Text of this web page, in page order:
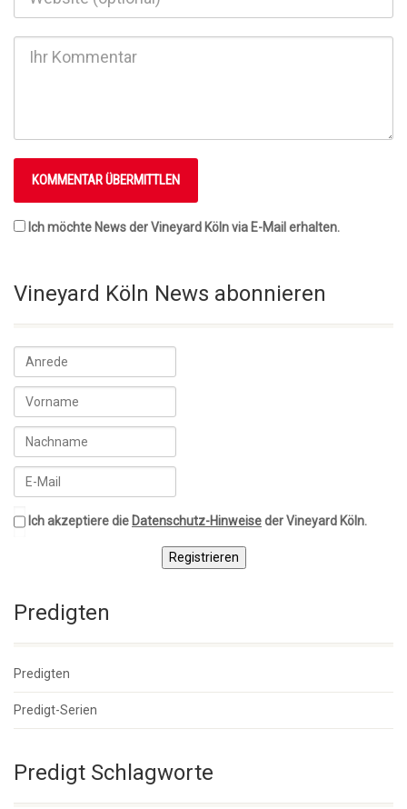
Ich möchte News der Vineyard Köln via E-Mail erhalten.
Vineyard Köln News abonnieren
Ich akzeptiere die Datenschutz-Hinweiseder Vineyard Köln.
Registrieren
Predigten
Predigten
Predigt-Serien
Predigt Schlagworte